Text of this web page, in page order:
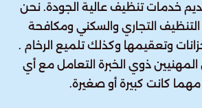
خدمات تنظيف عالية الجودة. نحن
التجاري والسكني ومكافحة
وتعقيمها وكذلك تلميع الرخام .
ذوي الخبرة التعامل مع أي
كانت كبيرة أو صغيرة.